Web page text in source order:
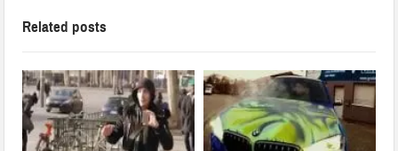
Related posts